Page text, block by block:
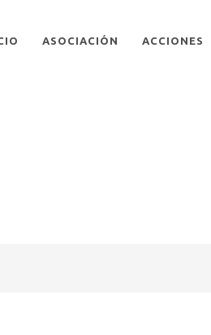
ASOCIACIÓN ACCIONES